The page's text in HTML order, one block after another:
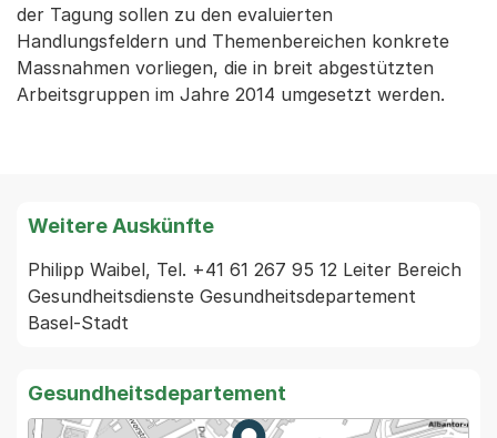
der Tagung sollen zu den evaluierten
Handlungsfeldern und Themenbereichen konkrete
Massnahmen vorliegen, die in breit abgestützten
Arbeitsgruppen im Jahre 2014 umgesetzt werden.
Weitere Auskünfte
Philipp Waibel, Tel. +41 61 267 95 12 Leiter Bereich
Gesundheitsdienste Gesundheitsdepartement
Basel-Stadt
Gesundheitsdepartement